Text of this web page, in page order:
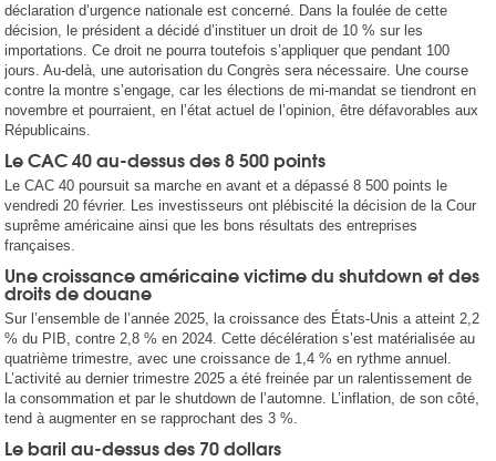
déclaration d’urgence nationale est concerné. Dans la foulée de cette
décision, le président a décidé d’instituer un droit de 10 % sur les
importations. Ce droit ne pourra toutefois s’appliquer que pendant 100
jours. Au-delà, une autorisation du Congrès sera nécessaire. Une course
contre la montre s’engage, car les élections de mi-mandat se tiendront en
novembre et pourraient, en l’état actuel de l’opinion, être défavorables aux
Républicains.
Le CAC 40 au-dessus des 8 500 points
Le CAC 40 poursuit sa marche en avant et a dépassé 8 500 points le
vendredi 20 février. Les investisseurs ont plébiscité la décision de la Cour
suprême américaine ainsi que les bons résultats des entreprises
françaises.
Une croissance américaine victime du shutdown et des
droits de douane
Sur l’ensemble de l’année 2025, la croissance des États-Unis a atteint 2,2
% du PIB, contre 2,8 % en 2024. Cette décélération s’est matérialisée au
quatrième trimestre, avec une croissance de 1,4 % en rythme annuel.
L’activité au dernier trimestre 2025 a été freinée par un ralentissement de
la consommation et par le shutdown de l’automne. L’inflation, de son côté,
tend à augmenter en se rapprochant des 3 %.
Le baril au-dessus des 70 dollars